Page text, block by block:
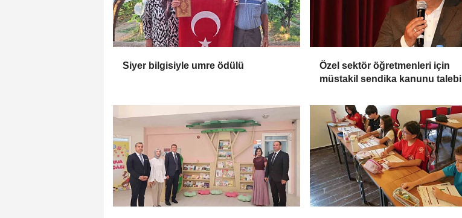
Siyer bilgisiyle umre ödülü
Özel sektör öğretmenleri için
müstakil sendika kanunu talebi